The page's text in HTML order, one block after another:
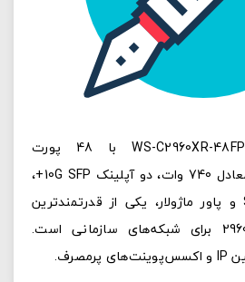
سوئیچ سیسکو WS-C2960XR-48FPS-I با 48 پورت
گیگابیت، توان PoE+ معادل 740 وات، دو آپلینک 10G SFP+،
قابلیت StackWise-160 و پاور ماژولار، یکی از قدرتمندترین
سوئیچ‌های سری 2960XR برای شبکه‌های سازمانی است.